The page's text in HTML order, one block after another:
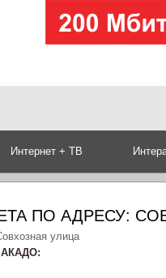
Интернет + ТВ
ПО АДРЕСУ:
улица
АКАДО: